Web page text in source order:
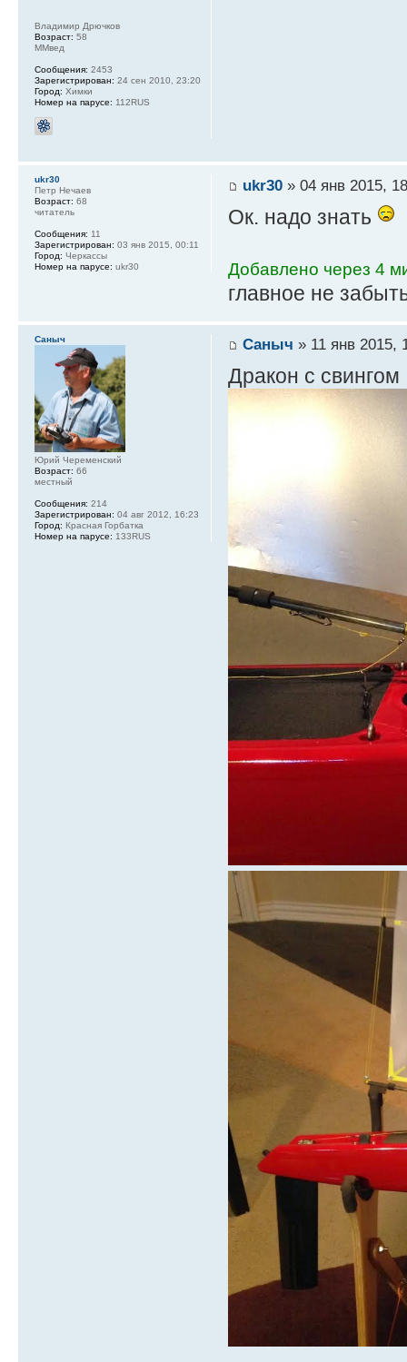
Владимир Дрючков
Возраст: 58
ММвед
Сообщения: 2453
Зарегистрирован: 24 сен 2010, 23:20
Город: Химки
Номер на парусе: 112RUS
ukr30» 04 янв 2015,
Ок. надо знать
Добавлено через 4
главное не
ukr30
Петр Нечаев
Возраст: 68
читатель
Сообщения: 11
Зарегистрирован: 03 янв 2015, 00:11
Город: Черкассы
Номер на парусе: ukr30
Саныч » 11 янв 2015,
Дракон с свингом
Саныч
Юрий Череменский
Возраст: 66
местный
Сообщения: 214
Зарегистрирован: 04 авг 2012, 16:23
Город: Красная Горбатка
Номер на парусе: 133RUS